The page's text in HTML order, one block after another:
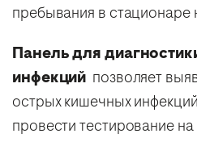
пребывания в стационаре
Панель для
инфекций позволяет
острых кишечных
провести тестирование